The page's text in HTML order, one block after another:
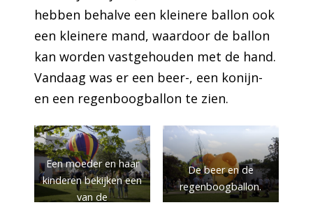
hebben behalve een kleinere ballon ook
een kleinere mand, waardoor de ballon
kan worden vastgehouden met de hand.
Vandaag was er een beer-, een konijn-
en een regenboogballon te zien.
Een moeder en haar
kinderen bekijken een
van de
De beer en de
regenboogballon.